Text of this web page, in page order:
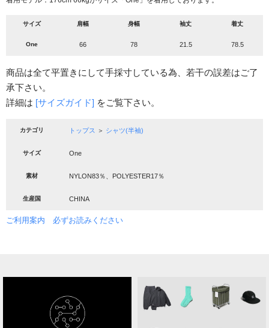
サイズ 肩幅 身幅 袖丈 着丈
One 66 78 21.5 78.5
商品は全て平置きにして手採寸している為、若干の誤差はご了
承下さい。
詳細は [サイズガイド] をご覧下さい。
カテゴリ トップス ＞ シャツ(半袖)
サイズ One
素材 NYLON83％、POLYESTER17％
生産国 CHINA
ご利用案内 必ずお読みください